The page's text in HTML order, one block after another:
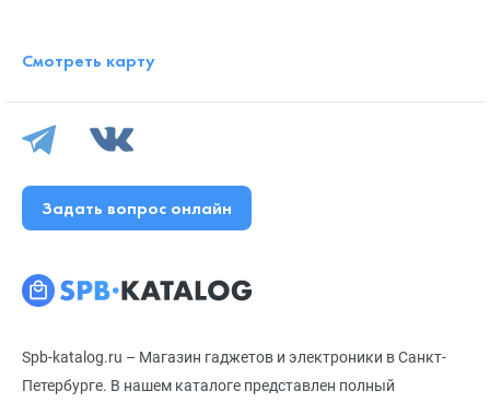
Spb-katalog.ru – Магазин гаджетов и электроники в Санкт-
Петербурге. В нашем каталоге представлен полный
Смотреть карту
Задать вопрос онлайн